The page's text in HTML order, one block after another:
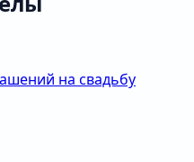
на свадьбу